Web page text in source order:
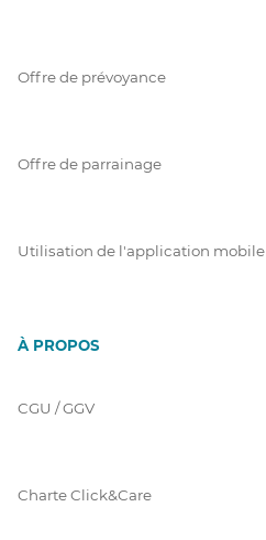
Offre de prévoyance
Offre de parrainage
Utilisation de l'application mobile
À PROPOS
CGU / GGV
Charte Click&Care